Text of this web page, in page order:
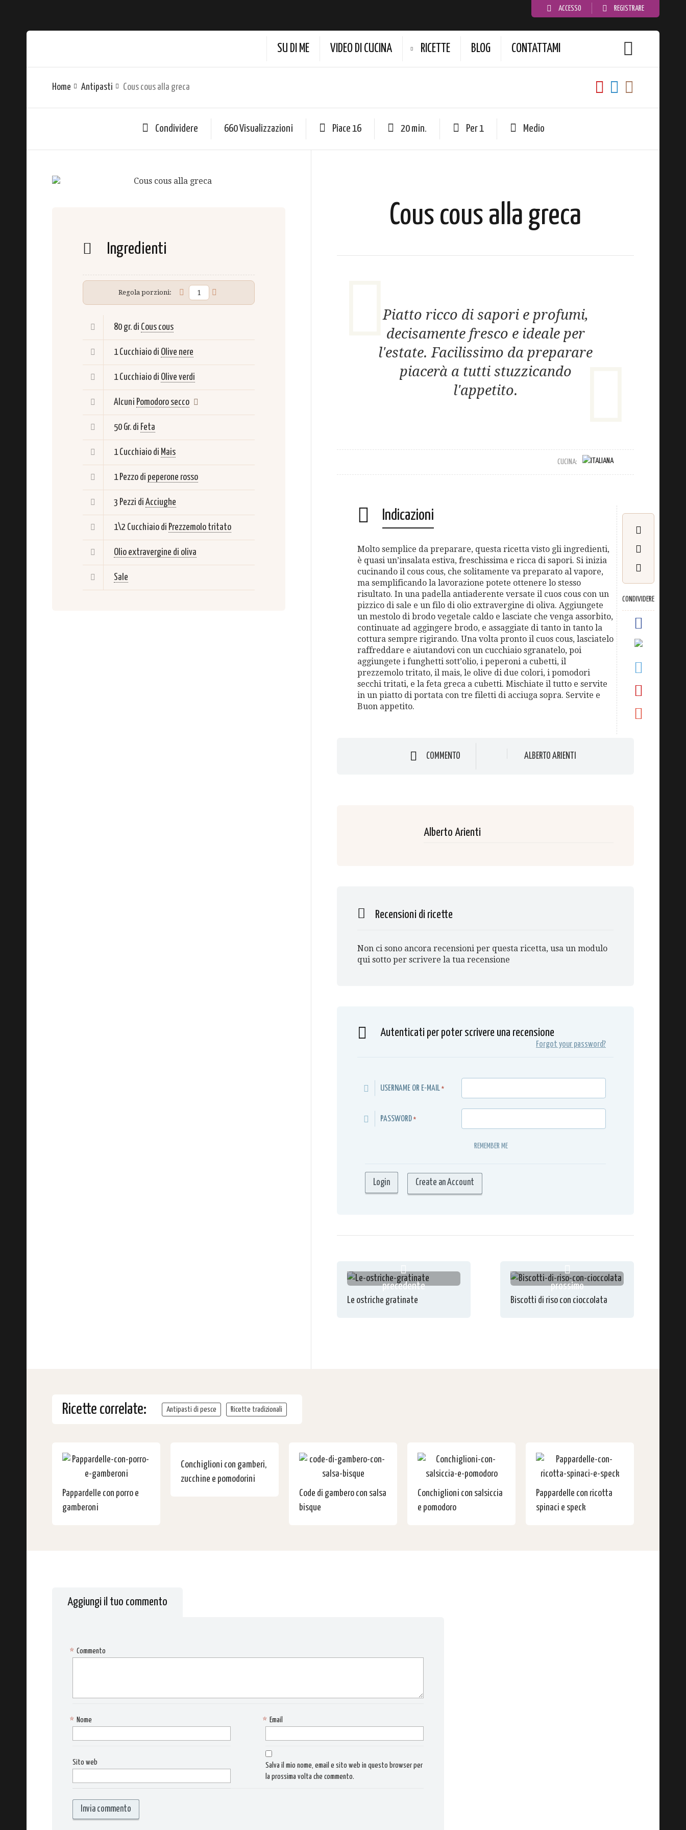
ACCESSO REGISTRARE
SU DI ME VIDEO DI CUCINA RICETTE BLOG CONTATTAMI
Home Antipasti Cous cous alla greca
Condividere 660 Visualizzazioni Piace 16 20 min. Per 1 Medio
Ingredienti
Regola porzioni:
80 gr. di Cous cous
1 Cucchiaio di Olive nere
1 Cucchiaio di Olive verdi
Alcuni Pomodoro secco
50 Gr. di Feta
1 Cucchiaio di Mais
1 Pezzo di peperone rosso
3 Pezzi di Acciughe
1\2 Cucchiaio di Prezzemolo tritato
Olio extravergine di oliva
Sale
Cous cous alla greca
Piatto ricco di sapori e profumi,
decisamente fresco e ideale per
l'estate. Facilissimo da preparare
piacerà a tutti stuzzicando
l'appetito.
CUCINA:
Indicazioni
CONDIVIDERE
Molto semplice da preparare, questa ricetta visto gli ingredienti,
è quasi un’insalata estiva, freschissima e ricca di sapori. Si inizia
cucinando il cous cous, che solitamente va preparato al vapore,
ma semplificando la lavorazione potete ottenere lo stesso
risultato. In una padella antiaderente versate il cuos cous con un
pizzico di sale e un filo di olio extravergine di oliva. Aggiungete
un mestolo di brodo vegetale caldo e lasciate che venga assorbito,
continuate ad aggingere brodo, e assaggiate di tanto in tanto la
cottura sempre rigirando. Una volta pronto il cuos cous, lasciatelo
raffreddare e aiutandovi con un cucchiaio sgranatelo, poi
aggiungete i funghetti sott’olio, i peperoni a cubetti, il
prezzemolo tritato, il mais, le olive di due colori, i pomodori
secchi tritati, e la feta greca a cubetti. Mischiate il tutto e servite
in un piatto di portata con tre filetti di acciuga sopra. Servite e
Buon appetito.
COMMENTO ALBERTO ARIENTI
Alberto Arienti
Recensioni di ricette
Non ci sono ancora recensioni per questa ricetta, usa un modulo
qui sotto per scrivere la tua recensione
Autenticati per poter scrivere una recensione
Forgot your password?
USERNAME OR E-MAIL *
PASSWORD *
REMEMBER ME
Create an Account
precedente
Le ostriche gratinate
prossimo
Biscotti di riso con cioccolata
Ricette correlate: Antipasti di pesce Ricette tradizionali
Pappardelle con porro e
gamberoni
Conchiglioni con gamberi,
zucchine e pomodorini
Code di gambero con salsa
bisque
Conchiglioni con salsiccia
e pomodoro
Pappardelle con ricotta
spinaci e speck
Aggiungi il tuo commento
Commento
*
Nome
* Email
*
Sito web
Salva il mio nome, email e sito web in questo browser per
la prossima volta che commento.